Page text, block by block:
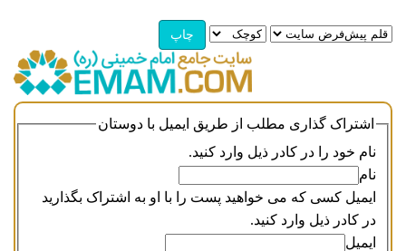
اشتراک گذاری مطلب از طریق ایمیل با دوستان
نام خود را در کادر ذیل وارد کنید.
نام
ایمیل کسی که می خواهید پست را با او به اشتراک بگذارید
در کادر ذیل وارد کنید.
ایمیل